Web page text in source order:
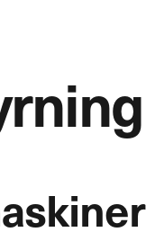
Dränering